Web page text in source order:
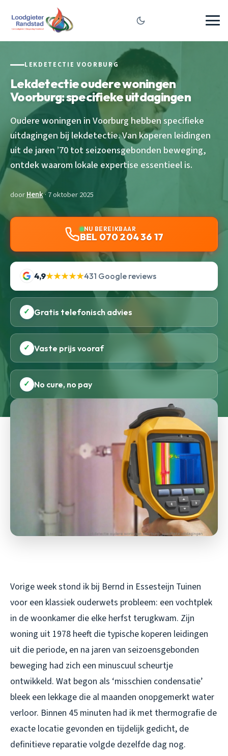
LEKDETECTIE VOORBURG
Lekdetectie oudere woningen
Voorburg: specifieke uitdagingen
Oudere woningen in Voorburg hebben specifieke
uitdagingen bij lekdetectie. Van koperen leidingen
uit de jaren ’70 tot seizoensgebonden beweging,
ontdek waarom lokale expertise essentieel is.
doorHenk· 7 oktober 2025
NU BEREIKBAAR
BEL 070 204 36 17
4,9★★★★★431 Google reviews
✓ Gratis telefonisch advies
✓ Vaste prijs vooraf
✓ No cure, no pay
Vorige week stond ik bij Bernd in Essesteijn Tuinen
voor een klassiek ouderwets probleem: een vochtplek
in de woonkamer die elke herfst terugkwam. Zijn
woning uit 1978 heeft die typische koperen leidingen
uit die periode, en na jaren van seizoensgebonden
beweging had zich een minuscuul scheurtje
ontwikkeld. Wat begon als ‘misschien condensatie’
bleek een lekkage die al maanden onopgemerkt water
verloor. Binnen 45 minuten had ik met thermografie de
exacte locatie gevonden en tijdelijk gedicht, de
definitieve reparatie volgde dezelfde dag nog.